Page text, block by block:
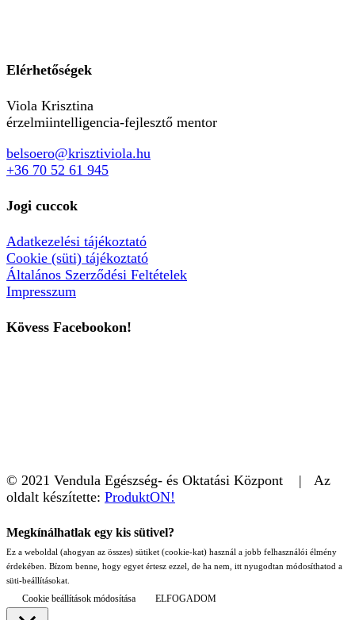
Elérhetőségek
Viola Krisztina
érzelmiintelligencia-fejlesztő mentor
belsoero@krisztiviola.hu
+36 70 52 61 945
Jogi cuccok
Adatkezelési tájékoztató
Cookie (süti) tájékoztató
Általános Szerződési Feltételek
Impresszum
Kövess Facebookon!
© 2021 Vendula Egészség- és Oktatási Központ | Az
oldalt készítette: ProduktON!
Megkínálhatlak egy kis sütivel?
Ez a weboldal (ahogyan az összes) sütiket (cookie-kat) használ a jobb felhasználói élmény
érdekében. Bízom benne, hogy egyet értesz ezzel, de ha nem, itt nyugodtan módosíthatod a
süti-beállításokat.
Cookie beállítások módosítása ELFOGADOM